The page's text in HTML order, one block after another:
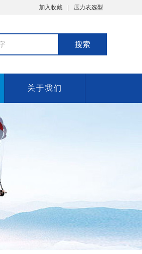
加入收藏 压力表选型
关于我们